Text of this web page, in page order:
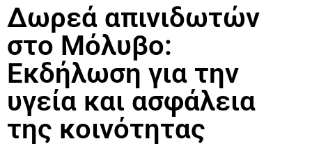
Δωρεά απινιδωτών
στο Μόλυβο:
Εκδήλωση για την
υγεία και ασφάλεια
της κοινότητας